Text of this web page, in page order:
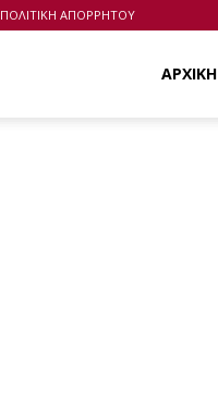
ΠΟΛΙΤΙΚΗ ΑΠΟΡΡΗΤΟΥ
ΑΡΧΙΚΗ